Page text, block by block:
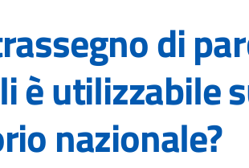
di
è utilizzabile
nazionale?